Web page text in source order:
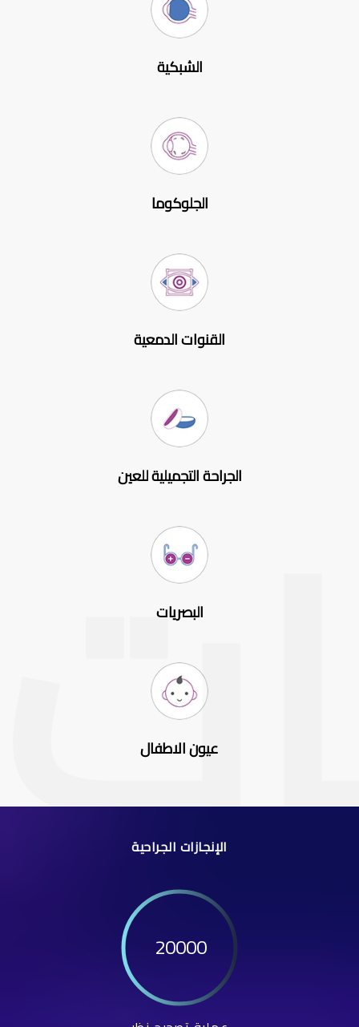
الشبكية
الجلوكوما
القنوات الدمعية
الجراحة التجميلية للعين
البصريات
عيون الاطفال
الإنجازات الجراحية
20000